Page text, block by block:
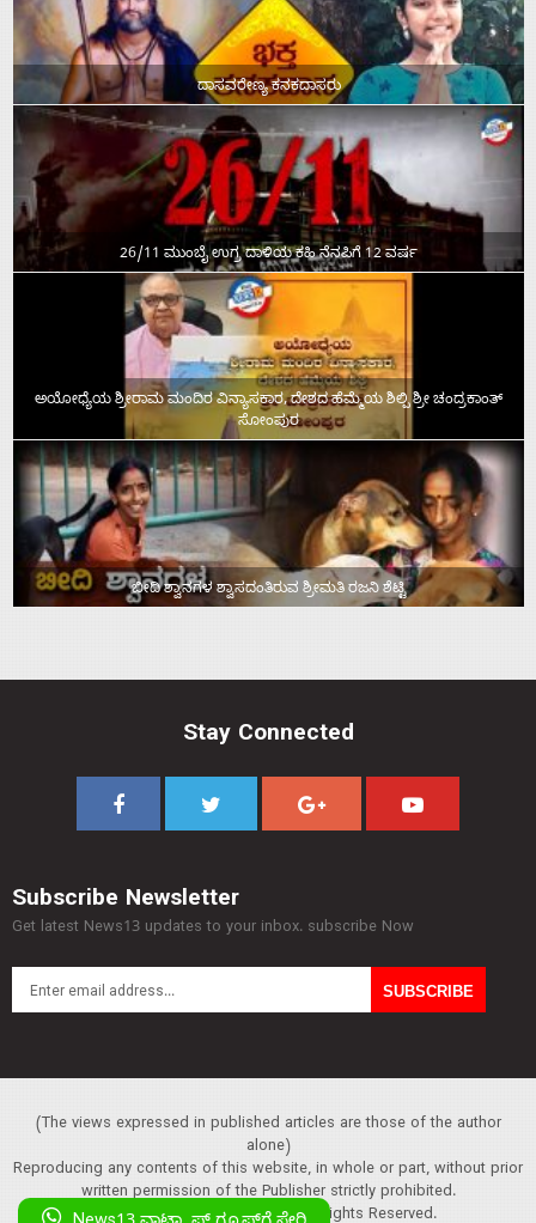
ದಾಸವರೇಣ್ಯ ಕನಕದಾಸರು
26/11 ಮುಂಬೈ ಉಗ್ರ ದಾಳಿಯ ಕಹಿ ನೆನಪಿಗೆ 12 ವರ್ಷ
ಅಯೋಧ್ಯೆಯ ಶ್ರೀರಾಮ ಮಂದಿರ ವಿನ್ಯಾಸಕಾರ, ದೇಶದ ಹೆಮ್ಮೆಯ ಶಿಲ್ಪಿ ಶ್ರೀ ಚಂದ್ರಕಾಂತ್‌
ಸೋಂಪುರ
ಬೀದಿ ಶ್ವಾನಗಳ ಶ್ವಾಸದಂತಿರುವ ಶ್ರೀಮತಿ ರಜನಿ ಶೆಟ್ಟಿ
Stay Connected
Subscribe Newsletter
Get latest News13 updates to your inbox. subscribe Now
(The views expressed in published articles are those of the author
alone)
Reproducing any contents of this website, in whole or part, without prior
written permission of the Publisher strictly prohibited.
Copyright :© 2013 News13. All Rights Reserved.